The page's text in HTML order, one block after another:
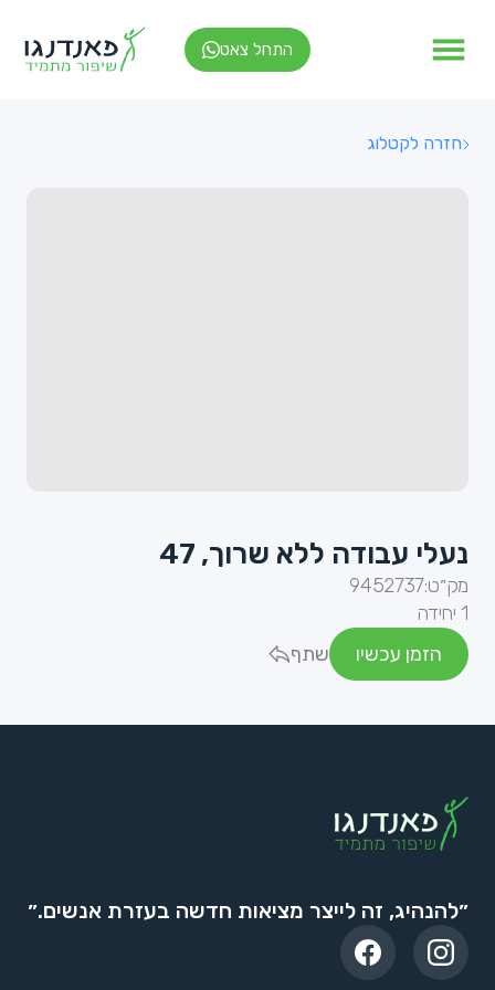
התחל צאט
חזרה לקטלוג
נעלי עבודה ללא שרוך, 47
מק״ט:9452737
1 יחידה
הזמן עכשיו
שתף
״להנהיג, זה לייצר מציאות חדשה בעזרת אנשים.״